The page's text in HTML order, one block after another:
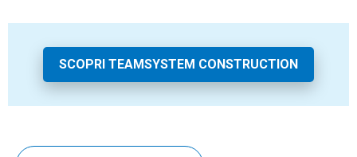
SCOPRI TEAMSYSTEM CONSTRUCTION